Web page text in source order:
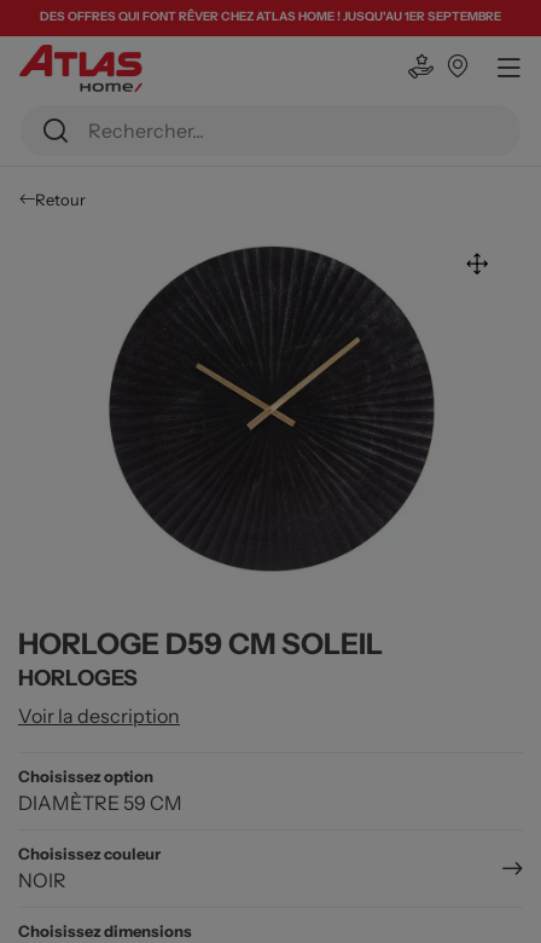
DES OFFRES QUI FONT RÊVER CHEZ ATLAS HOME ! JUSQU'AU 1ER SEPTEMBRE
Retour
HORLOGE D59 CM SOLEIL
HORLOGES
Voir la description
Choisissez option
DIAMÈTRE 59 CM
Choisissez couleur
NOIR
Choisissez dimensions